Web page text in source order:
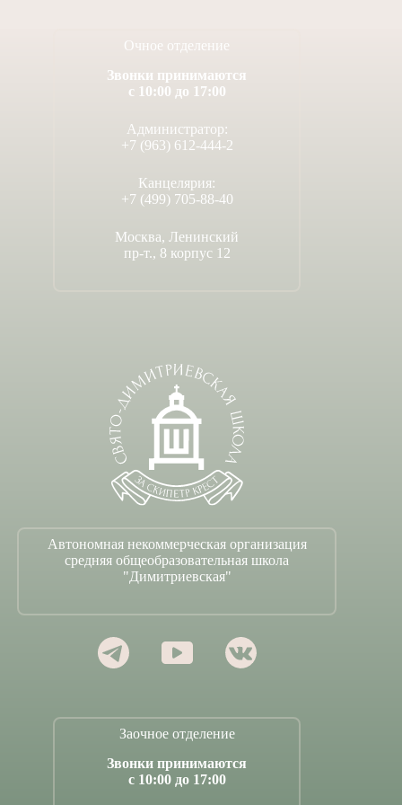
Очное отделение
Звонки принимаются
с 10:00 до 17:00
Администратор:
+7 (963) 612-444-2
Канцелярия:
+7 (499) 705-88-40
Москва, Ленинский
пр-т., 8 корпус 12
Автономная некоммерческая организация
средняя общеобразовательная школа
"Димитриевская"
Заочное отделение
Звонки принимаются
с 10:00 до 17:00